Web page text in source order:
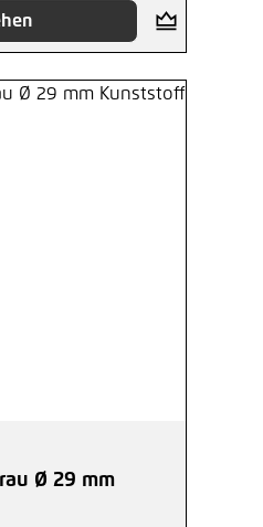
Ø 29 mm